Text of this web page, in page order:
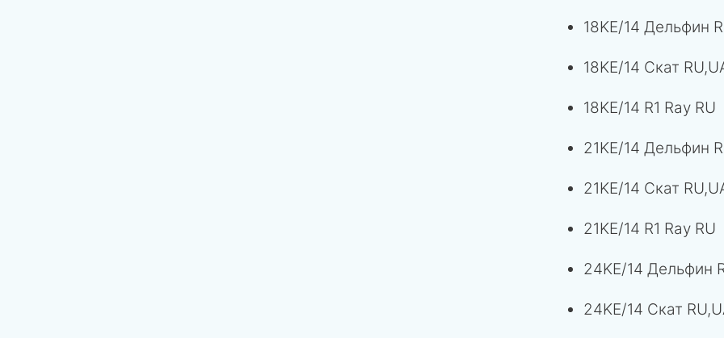
18KE/14 Дельфин
18KE/14 Скат
18KE/14 R1 Ray RU
21KE/14 Дельфин
21KE/14 Скат
21KE/14 R1 Ray RU
24KE/14 Дельфин
24KE/14 Скат